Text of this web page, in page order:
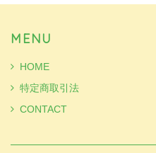
MENU
HOME
特定商取引法
CONTACT